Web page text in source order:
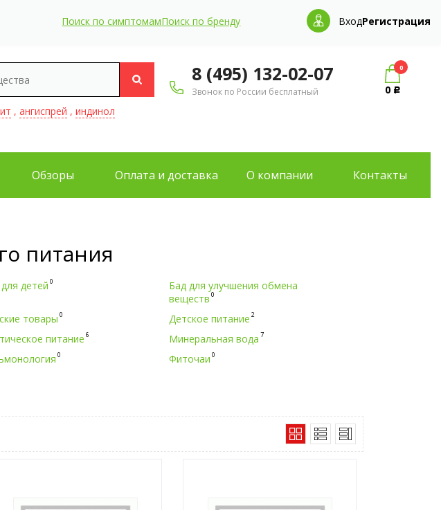
Поиск по симптомамПоиск по бренду ВходРегистрация
, ангиспрей , индинол
8 (495) 132-02-07
Звонок по России бесплатный
0
0 Р
Обзоры Оплата и доставка О компании Контакты
питания
детей 0
Бад для улучшения обмена
веществ 0
товары 0 Детское питание 2
питание 6 Минеральная вода 7
0 Фиточаи 0